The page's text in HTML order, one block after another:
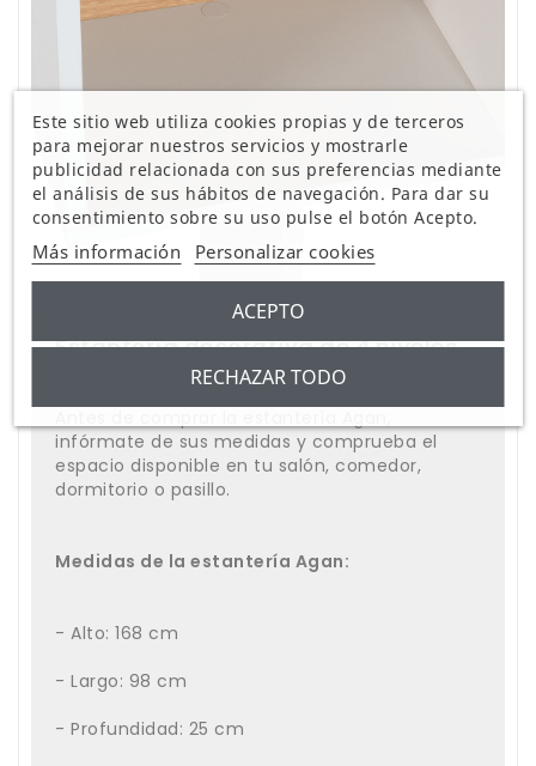
Estantería decorativa de 4 niveles
infórmate de sus medidas y comprueba el
espacio disponible en tu salón, comedor,
dormitorio o pasillo.
Medidas de la estantería Agan:
- Alto: 168 cm
- Largo: 98 cm
- Profundidad: 25 cm
Este sitio web utiliza cookies propias y de terceros
para mejorar nuestros servicios y mostrarle
publicidad relacionada con sus preferencias mediante
el análisis de sus hábitos de navegación. Para dar su
consentimiento sobre su uso pulse el botón Acepto.
Más información Personalizar cookies
RECHAZAR TODO
ACEPTO